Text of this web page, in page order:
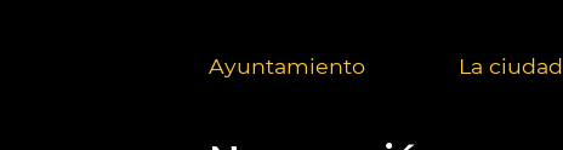
Ayuntamiento La ciudad